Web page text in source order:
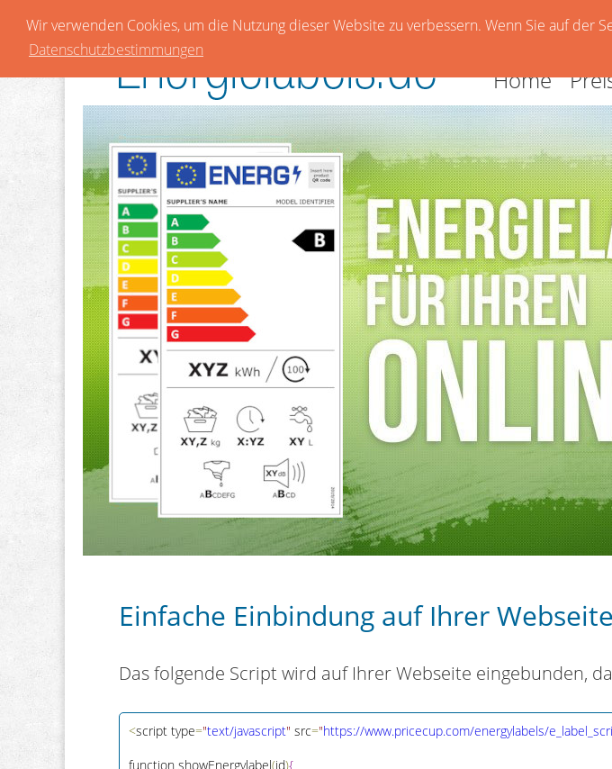
Wir verwenden Cookies, um die Nutzung dieser Website zu verbessern. Wenn Sie auf der
Datenschutzbestimmungen
Home
Einfache Einbindung auf Ihrer Webseite
Das folgende Script wird auf Ihrer Webseite eingebunden,
<script type="text/javascript" src="https://www.pricecup.com/energylabels/
function showEnergylabel(id){